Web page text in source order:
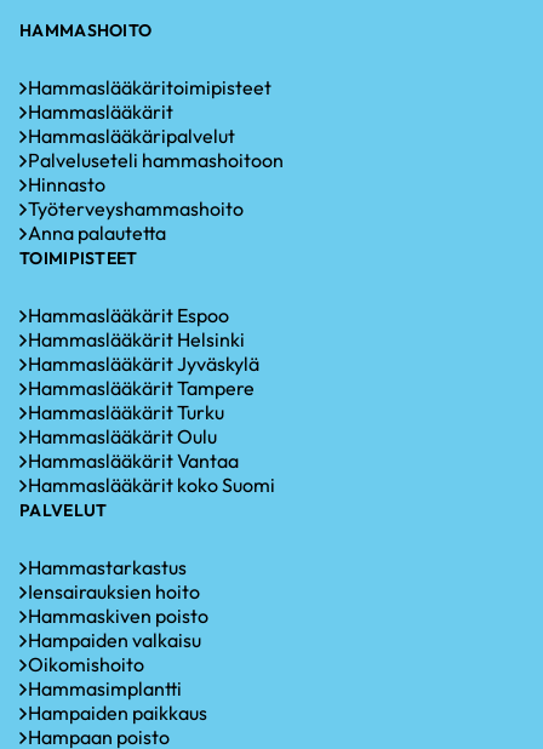
HAMMASHOITO
Hammaslääkäritoimipisteet
Hammaslääkärit
Hammaslääkäripalvelut
Palveluseteli hammashoitoon
Hinnasto
Työterveyshammashoito
Anna palautetta
TOIMIPISTEET
Hammaslääkärit Espoo
Hammaslääkärit Helsinki
Hammaslääkärit Jyväskylä
Hammaslääkärit Tampere
Hammaslääkärit Turku
Hammaslääkärit Oulu
Hammaslääkärit Vantaa
Hammaslääkärit koko Suomi
PALVELUT
Hammastarkastus
Iensairauksien hoito
Hammaskiven poisto
Hampaiden valkaisu
Oikomishoito
Hammasimplantti
Hampaiden paikkaus
Hampaan poisto